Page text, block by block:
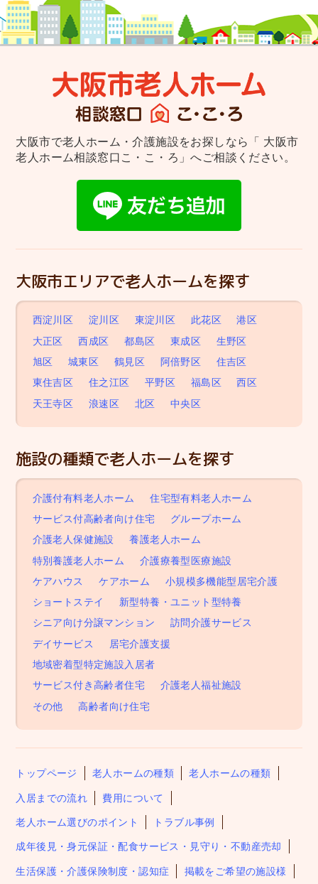
大阪市で老人ホーム・介護施設をお探しなら
「 大阪市
老人ホーム相談窓口こ・こ・ろ」へご相談ください。
大阪市エリアで老人ホームを探す
西淀川区 淀川区 東淀川区 此花区
港区
大正区
西成区 都島区 東成区
生野区
旭区
城東区 鶴見区 阿倍野区
住吉区
東住吉区
住之江区 平野区 福島区
西区
天王寺区
浪速区 北区 中央区
施設の種類で老人ホームを探す
介護付有料老人ホーム
住宅型有料老人ホーム
サービス付高齢者向け住宅
グループホーム
介護老人保健施設
養護老人ホーム
特別養護老人ホーム
介護療養型医療施設
ケアハウス
ケアホーム
小規模多機能型居宅介護
ショートステイ
新型特養・ユニット型特養
シニア向け分譲マンション
訪問介護サービス
デイサービス
居宅介護支援
地域密着型特定施設入居者
サービス付き高齢者住宅
介護老人福祉施設
その他
高齢者向け住宅
トップページ 老人ホームの種類 老人ホームの種類
入居までの流れ 費用について
老人ホーム選びのポイント トラブル事例
成年後見・身元保証・配食サービス・見守り・不動産売却
生活保護・介護保険制度・認知症 掲載をご希望の施設様